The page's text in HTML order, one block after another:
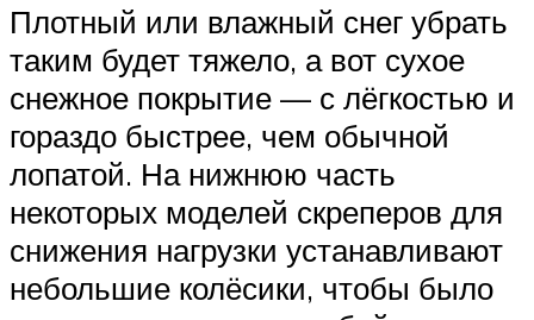
Плотный или влажный снег убрать
таким будет тяжело, а вот сухое
снежное покрытие — с лёгкостью и
гораздо быстрее, чем обычной
лопатой. На нижнюю часть
некоторых моделей скреперов для
снижения нагрузки устанавливают
небольшие колёсики, чтобы было